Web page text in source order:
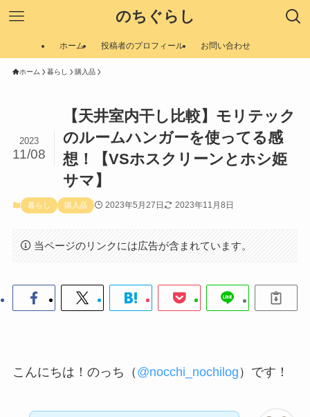
のちぐらし
ホーム 投稿者のプロフィール お問い合わせ
ホーム 暮らし 購入品
【天井室内干し比較】モリテック
のルームハンガーを使ってる感
想！【VSホスクリーンとホシ姫
サマ】
2023
11/08
暮らし 購入品 2023年5月27日 2023年11月8日
当ページのリンクには広告が含まれています。
こんにちは！のっち（ @nocchi_nochilog ）です！